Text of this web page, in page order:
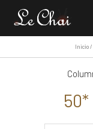
Inicio/
50*